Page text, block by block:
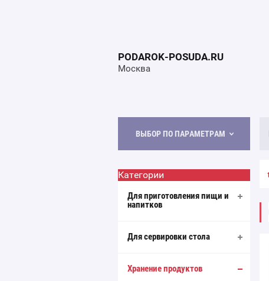
PODAROK-POSUDA.RU
Москва
ВЫБОР ПО ПАРАМЕТРАМ
Категории
Для приготовления пищи и
напитков
Для сервировки стола
Хранение продуктов